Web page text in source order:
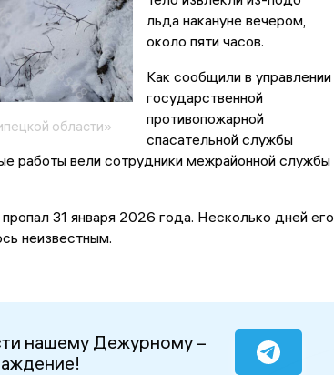
области»
льда накануне вечером,
около пяти часов.
Как сообщили в управлении
государственной
противопожарной
спасательной службы
работы вели сотрудники межрайонной службы
31 января 2026 года. Несколько дней его
неизвестным.
нашему Дежурному –